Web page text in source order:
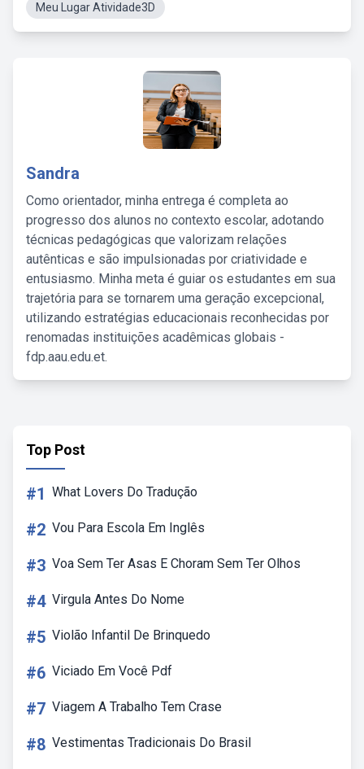
Meu Lugar Atividade3D
Sandra
Como orientador, minha entrega é completa ao
progresso dos alunos no contexto escolar, adotando
técnicas pedagógicas que valorizam relações
autênticas e são impulsionadas por criatividade e
entusiasmo. Minha meta é guiar os estudantes em sua
trajetória para se tornarem uma geração excepcional,
utilizando estratégias educacionais reconhecidas por
renomadas instituições acadêmicas globais -
fdp.aau.edu.et.
Top Post
#1 What Lovers Do Tradução
#2 Vou Para Escola Em Inglês
#3 Voa Sem Ter Asas E Choram Sem Ter Olhos
#4 Virgula Antes Do Nome
#5 Violão Infantil De Brinquedo
#6 Viciado Em Você Pdf
#7 Viagem A Trabalho Tem Crase
#8 Vestimentas Tradicionais Do Brasil